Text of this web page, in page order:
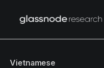
Vietnamese